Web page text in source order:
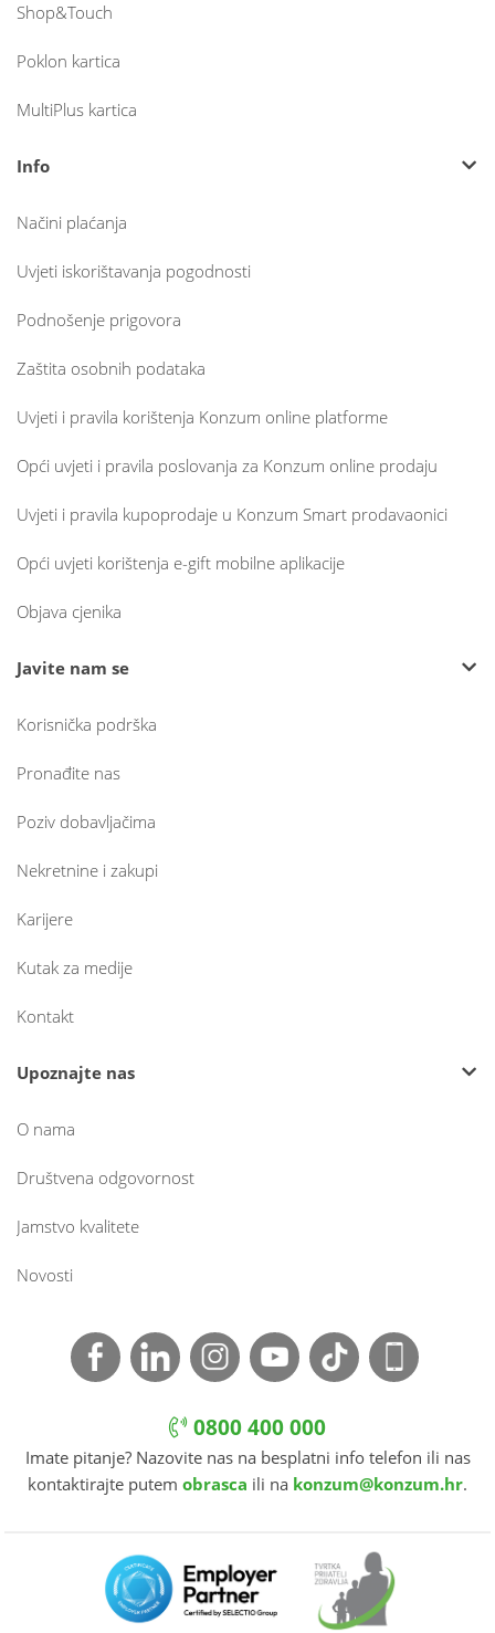
Shop&Touch
Poklon kartica
MultiPlus kartica
Info
Načini plaćanja
Uvjeti iskorištavanja pogodnosti
Podnošenje prigovora
Zaštita osobnih podataka
Uvjeti i pravila korištenja Konzum online platforme
Opći uvjeti i pravila poslovanja za Konzum online prodaju
Uvjeti i pravila kupoprodaje u Konzum Smart prodavaonici
Opći uvjeti korištenja e-gift mobilne aplikacije
Objava cjenika
Javite nam se
Korisnička podrška
Pronađite nas
Poziv dobavljačima
Nekretnine i zakupi
Karijere
Kutak za medije
Kontakt
Upoznajte nas
O nama
Društvena odgovornost
Jamstvo kvalitete
Novosti
0800 400 000
Imate pitanje? Nazovite nas na besplatni info telefon ili nas
kontaktirajte putem obrasca ili na konzum@konzum.hr.